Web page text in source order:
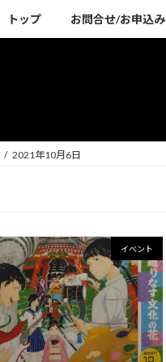
トップ お問合せ/お申込み
2021年10月6日
イベント